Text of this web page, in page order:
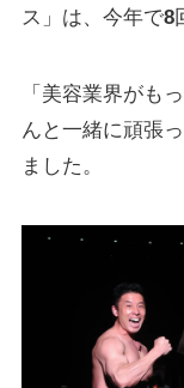
ス」は、今年で8
「美容業界がも
んと一緒に頑張
ました。